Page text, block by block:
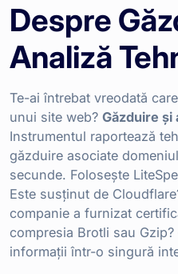
Despre
Analiză
Te-ai întrebat vreodată
unui site web? Găzduire și
Instrumentul raportează
găzduire asociate
secunde. Folosește
Este susținut de
companie a furnizat
compresia Brotli sau
informații într-o singură